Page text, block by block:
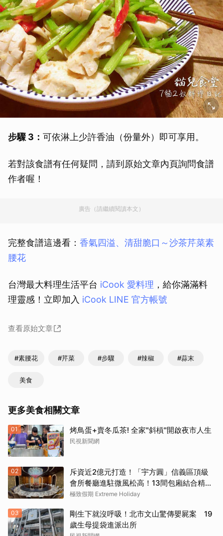
步驟 3： 可依淋上少許香油（份量外）即可享用。
若對該食譜有任何疑問，請到原始文章內頁詢問食譜
作者喔！
廣告（請繼續閱讀本文）
完整食譜這邊看： 香氣四溢、清甜脆口～沙茶芹菜素
腰花
台灣最大料理生活平台 iCook 愛料理 ，給你滿滿料
理靈感！立即加入 iCook LINE 官方帳號
查看原始文章
#素腰花 #芹菜 #步驟 #辣椒 #蒜末
美食
更多美食相關文章
01 烤鳥蛋+賣冬瓜茶! 全家"斜槓"開啟夜市人生
民視新聞網
02
斥資近2億元打造！「宇方圓」信義區頂級
會所餐廳進駐微風松高！13間包廂結合精緻
粵菜與社交娛樂
極致假期 Extreme Holiday
03
剛生下就沒呼吸！北市文山驚傳嬰屍案 19
歲生母提袋進派出所